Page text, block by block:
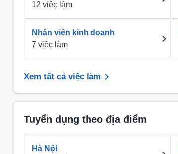
12 việc làm
Nhân viên kinh doanh
7 việc làm
Xem tất cả việc làm
Tuyển dụng theo địa điểm
Hà Nội